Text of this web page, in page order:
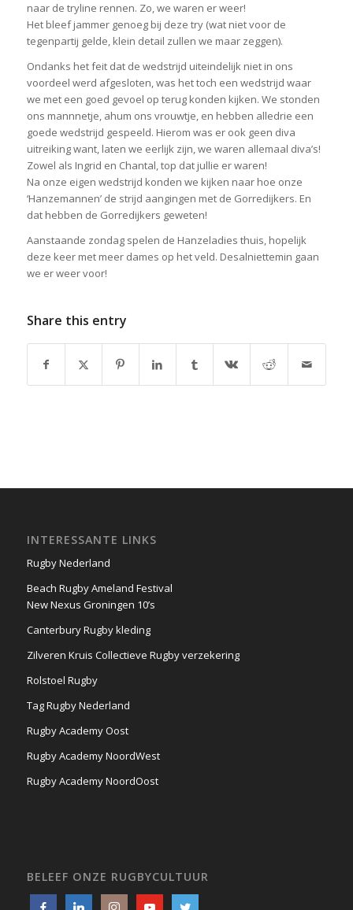
naar de tryline rennen. Zo, we waren er weer!
Het bleef jammer genoeg bij deze try (wat niet voor de
tegenpartij gelde, klein detail zullen we maar zeggen).
Ondanks het feit dat de wedstrijd uiteindelijk niet in ons
voordeel werd afgesloten, was het toch een wedstrijd waar
we met een goed gevoel op terug konden kijken. We stonden
ons mannnetje, ahum ons vrouwtje, en hebben alledrie een
goede wedstrijd gespeeld. Hierom was er ook geen diva
uitreiking want, laten we eerlijk zijn, we waren allemaal diva’s!
Zowel als Ingrid en Chantal, top dat jullie er waren!
Na onze eigen wedstrijd konden we kijken naar hoe onze
‘Hanzemannen’ de strijd aangingen met de Gorredijkers. En
dat hebben de Gorredijkers geweten!
Aanstaande zondag spelen de Hanzeladies thuis, hopelijk
deze keer met meer dames op het veld. Desalniettemin gaan
we er weer voor!
Share this entry
INTERESSANTE LINKS
Rugby Nederland
Beach Rugby Ameland Festival
New Nexus Groningen 10’s
Canterbury Rugby kleding
Zilveren Kruis Collectieve Rugby verzekering
Rolstoel Rugby
Tag Rugby Nederland
Rugby Academy Oost
Rugby Academy NoordWest
Rugby Academy NoordOost
BELEEF ONZE RUGBYCULTUUR